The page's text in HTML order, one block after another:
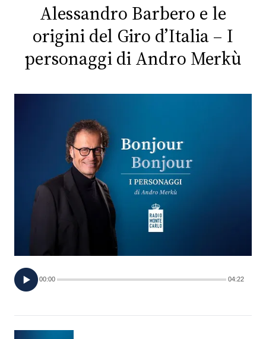
RADIO
PLAYLIST
CONCORSI
EVENTI
TV
PRINCIPATO
MONACO
Alessandro Barbero e le
origini del Giro d’Italia – I
personaggi di Andro Merkù
00:00 04:22